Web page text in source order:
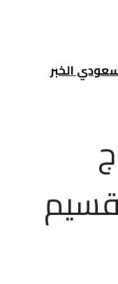
الخبر